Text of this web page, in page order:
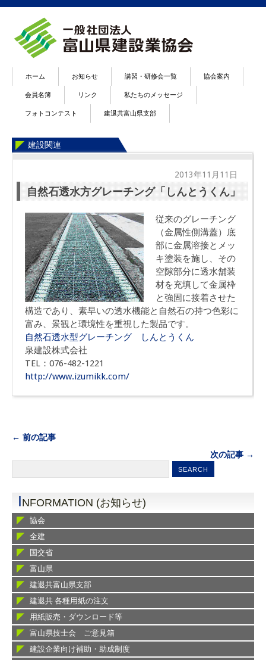
ホーム お知らせ 講習・研修会一覧 協会案内
会員名簿 リンク 私たちのメッセージ
フォトコンテスト 建退共富山県支部
建設関連
2013年11月11日
自然石透水方グレーチング「しんとうくん」
従来のグレーチング
（金属性側溝蓋）底
部に金属溶接とメッ
キ塗装を施し、その
空隙部分に透水舗装
材を充填して金属枠
と強固に接着させた
構造であり、素早いの透水機能と自然石の持つ色彩に
富み、景観と環境性を重視した製品です。
自然石透水型グレーチング しんとうくん
泉建設株式会社
TEL：076-482-1221
http://www.izumikk.com/
← 前の記事
次の記事 →
INFORMATION (お知らせ)
協会
全建
国交省
富山県
建退共富山県支部
建退共 各種用紙の注文
用紙販売・ダウンロード等
富山県技士会 ご意見箱
建設企業向け補助・助成制度